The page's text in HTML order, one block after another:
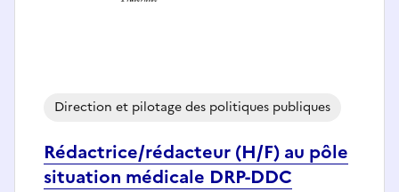
Rédactrice/rédacteur (H/F) au pôle
situation médicale DRP-DDC
Direction et pilotage des politiques publiques